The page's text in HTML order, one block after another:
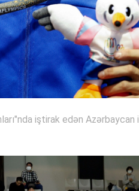
iştirak edən